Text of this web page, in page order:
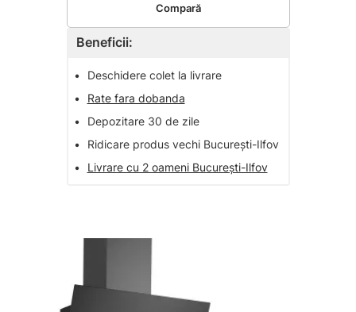
Beneficii:
•
Deschidere colet la livrare
•
Rate fara dobanda
•
Depozitare 30 de zile
•
Ridicare produs vechi București-Ilfov
•
Livrare cu 2 oameni București-Ilfov
Compară